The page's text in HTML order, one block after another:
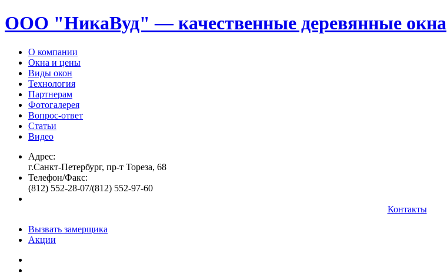
ООО "НикаВуд" — качественные деревянные окна
О компании
Окна и цены
Виды окон
Технология
Партнерам
Фотогалерея
Вопрос-ответ
Статьи
Видео
Адрес:
г.Санкт-Петербург, пр-т Тореза, 68
Телефон/Факс:
(812) 552-28-07/(812) 552-97-60
Контакты
Вызвать замерщика
Акции